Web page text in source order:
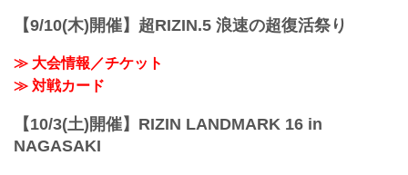
【9/10(木)開催】超RIZIN.5 浪速の超復活祭り
≫ 大会情報／チケット
≫ 対戦カード
【10/3(土)開催】RIZIN LANDMARK 16 in
NAGASAKI